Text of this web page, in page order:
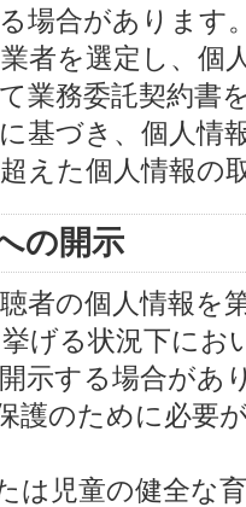
場合があります
者を選定し、個
業務委託契約書
基づき、個人情
えた個人情報の
の開示
者の個人情報を
げる状況下にお
示する場合があ
護のために必要
は児童の健全な